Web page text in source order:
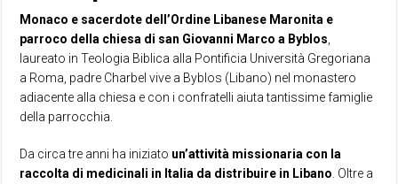
Monaco e sacerdote dell’Ordine Libanese Maronita e
parroco della chiesa di san Giovanni Marco a Byblos
laureato in Teologia Biblica alla Pontificia Università Gregoriana
a Roma, padre Charbel vive a Byblos (Libano) nel monastero
adiacente alla chiesa e con i confratelli aiuta tantissime famiglie
della parrocchia.
Da circa tre anni ha iniziato un’attività missionaria con la
raccolta di medicinali in Italia da distribuire in Libano . Oltre a